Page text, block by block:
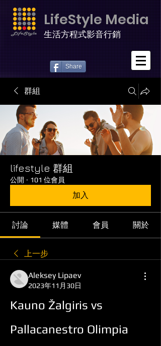
LifeStyle Media
生活方程式影音行銷
Share
群組
lifestyle 群組
公開 · 101 位會員
加入
討論 媒體 會員 關於
上一步
Aleksey Lipaev
2023年11月30日
Kauno Žalgiris vs
Pallacanestro Olimpia